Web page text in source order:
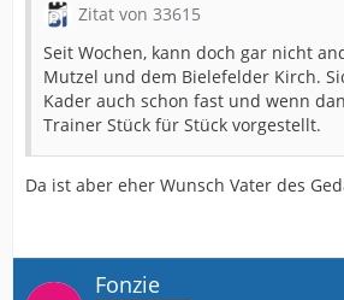
Zitat von 33615
Seit Wochen, kann doch gar nicht
Mutzel und dem Bielefelder Kirch.
Kader auch schon fast und wenn
Trainer Stück für Stück vorgestellt.
Da ist aber eher Wunsch Vater des
Fonzie